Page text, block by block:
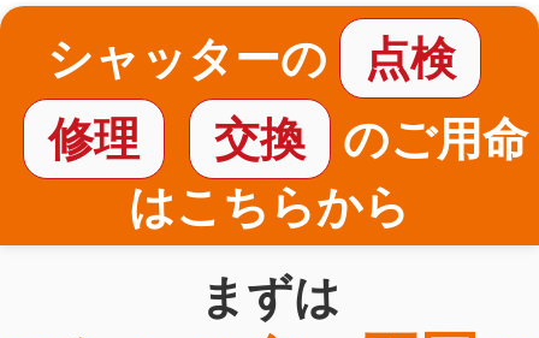
シャッターの
点検
修理
交換
のご用命
はこちらから
まずは